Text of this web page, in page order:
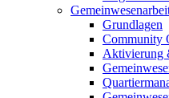
Grundlagen
Community
Aktivierung